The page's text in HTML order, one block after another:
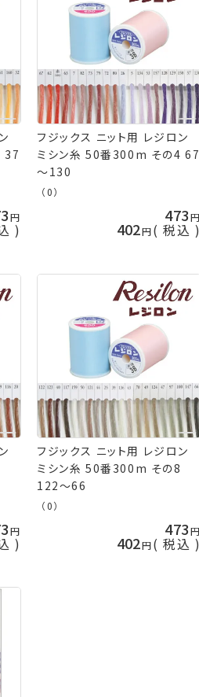
37
フジックス ニット用 レジロン
ミシン糸 50番300m その4 67
～130
（0）
473
402 税込
フジックス ニット用 レジロン
ミシン糸 50番300m その8
122～66
（0）
473
402 税込